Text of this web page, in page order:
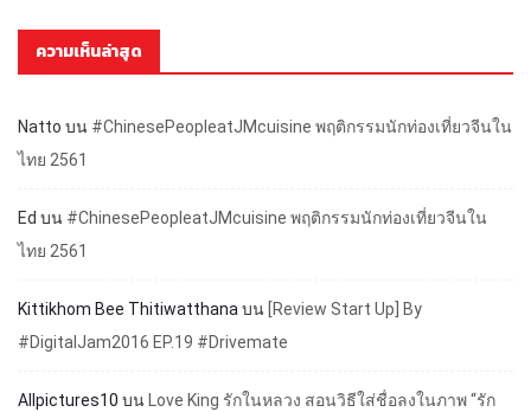
ความเห็นล่าสุด
Natto บน #ChinesePeopleatJMcuisine พฤติกรรมนักท่องเที่ยวจีนใน
ไทย 2561
Ed บน #ChinesePeopleatJMcuisine พฤติกรรมนักท่องเที่ยวจีนใน
ไทย 2561
Kittikhom Bee Thitiwatthana บน [Review Start Up] By
#DigitalJam2016 EP.19 #Drivemate
Allpictures10 บน
Love King รักในหลวง สอนวิธีใส่ชื่อลงในภาพ “รัก